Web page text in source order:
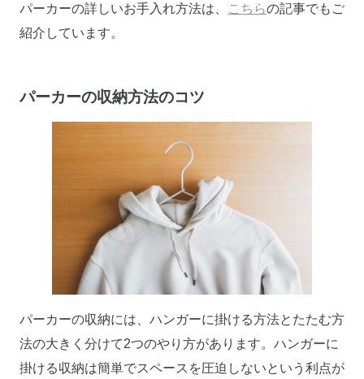
パーカーの詳しいお手入れ方法は、 こちらの記事でもご
紹介しています。
パーカーの収納方法のコツ
パーカーの収納には、ハンガーに掛ける方法とたたむ方
法の大きく分けて2つのやり方があります。ハンガーに
掛ける収納は簡単でスペースを圧迫しないという利点が